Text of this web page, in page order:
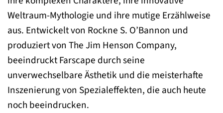
Weltraum-Mythologie und ihre mutige Erzählweise
aus. Entwickelt von Rockne S. O’Bannon und
produziert von The Jim Henson Company,
beeindruckt Farscape durch seine
unverwechselbare Ästhetik und die meisterhafte
Inszenierung von Spezialeffekten, die auch heute
noch beeindrucken.